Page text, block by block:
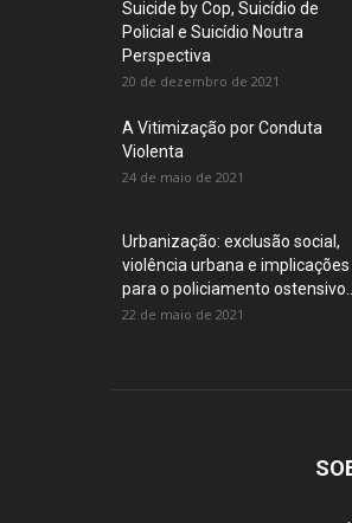
Suicide by Cop, Suicídio de
Policial e Suicídio Noutra
Perspectiva
20 de dezembro de 2021
A Vitimização por Conduta
Violenta
24 de maio de 2021
Urbanização: exclusão social,
violência urbana e implicações
para o policiamento ostensivo...
22 de maio de 2021